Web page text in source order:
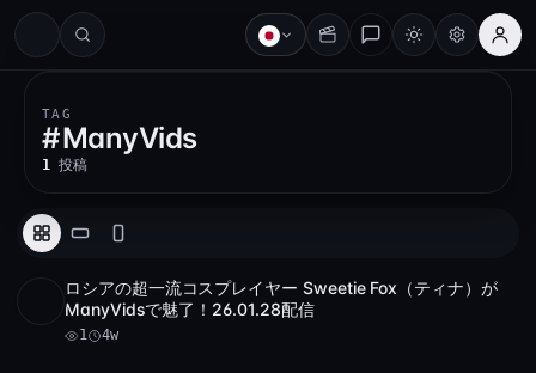
#
TAG
#ManyVids
1 投稿
ロシアの超一流コスプレイヤー Sweetie Fox（ティナ）が
ManyVidsで魅了！26.01.28配信
1 4w